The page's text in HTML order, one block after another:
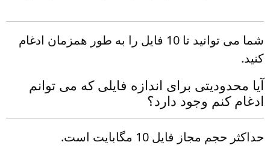
شما می توانید تا 10 فایل را به طور همزمان ادغام
کنید.
آیا محدودیتی برای اندازه فایلی که می توانم
ادغام کنم وجود دارد؟
حداکثر حجم مجاز فایل 10 مگابایت است.